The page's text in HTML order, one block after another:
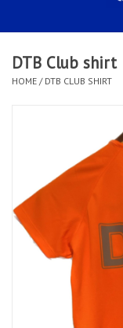
KLEDING
CLUBSHOPS
Afspraak Loop Analyse
Diensten
Merken
DTB Club shirt
HOME / DTB CLUB SHIRT